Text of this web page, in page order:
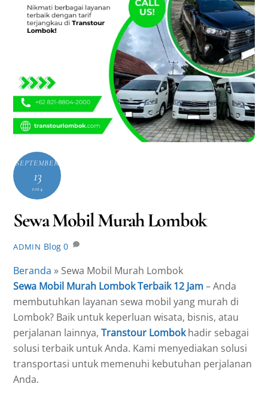
SEPTEMBER
13
2024
Sewa Mobil Murah Lombok
ADMIN Blog 0
Beranda » Sewa Mobil Murah Lombok
Sewa Mobil Murah Lombok Terbaik 12 Jam– Anda
membutuhkan layanan sewa mobil yang murah di
Lombok? Baik untuk keperluan wisata, bisnis, atau
perjalanan lainnya,Transtour Lombokhadir sebagai
solusi terbaik untuk Anda. Kami menyediakan solusi
transportasi untuk memenuhi kebutuhan perjalanan
Anda.